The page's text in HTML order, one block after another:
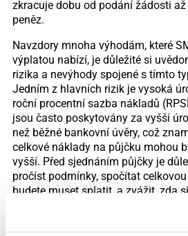
zkracuje dobu od podání žádosti
peněz.
Navzdory mnoha výhodám, které
výplatou nabízí, je důležité si
rizika a nevýhody spojené s tímto
Jedním z hlavních rizik je vysoká
roční procentní sazba nákladů
jsou často poskytovány za vyšší
než běžné bankovní úvěry, což
celkové náklady na půjčku mohou
vyšší. Před sjednáním půjčky je
pročíst podmínky, spočítat
budete muset splatit, a zvážit, zda
Krátká doba splatnosti je dalším